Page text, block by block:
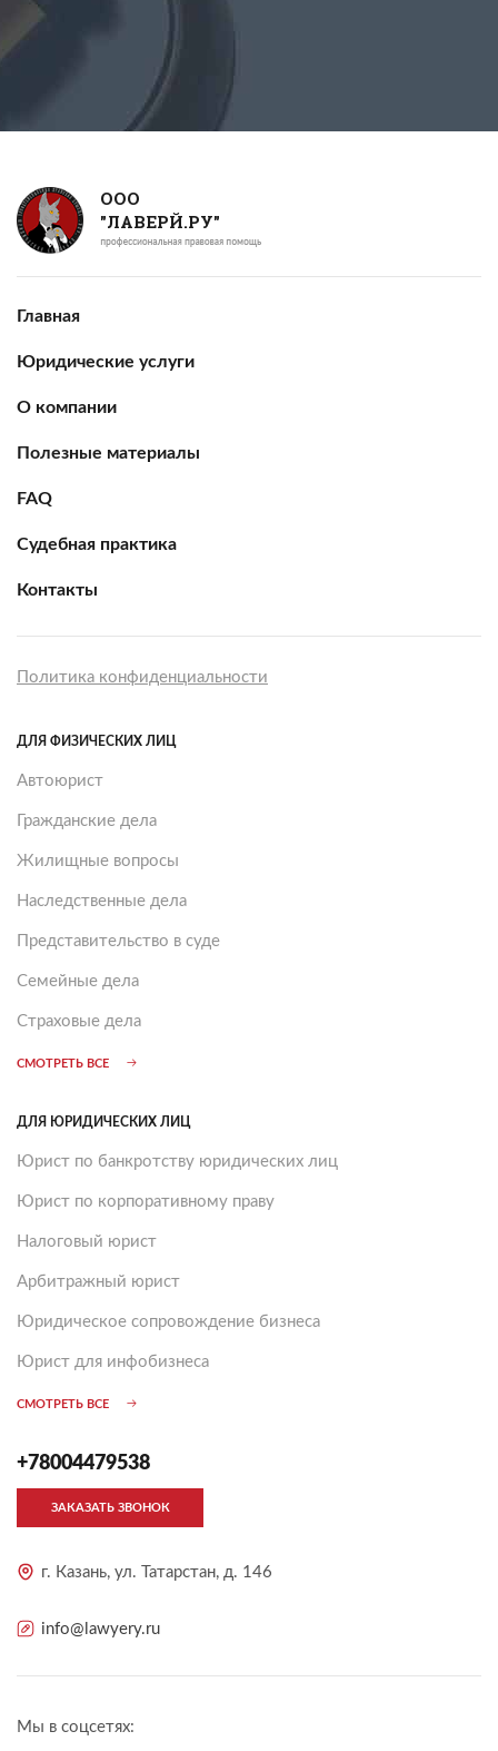
ООО
"ЛАВЕРЙ.РУ"
Главная
Юридические услуги
О компании
Полезные материалы
FAQ
Судебная практика
Контакты
Политика конфиденциальности
ДЛЯ ФИЗИЧЕСКИХ ЛИЦ
Автоюрист
Гражданские дела
Жилищные вопросы
Наследственные дела
Представительство в суде
Семейные дела
Страховые дела
СМОТРЕТЬ ВСЕ
ДЛЯ ЮРИДИЧЕСКИХ ЛИЦ
Юрист по банкротству юридических лиц
Юрист по корпоративному праву
Налоговый юрист
Арбитражный юрист
Юридическое сопровождение бизнеса
Юрист для инфобизнеса
СМОТРЕТЬ ВСЕ
+78004479538
ЗАКАЗАТЬ ЗВОНОК
г. Казань, ул. Татарстан, д. 146
info@lawyery.ru
Мы в соцсетях: